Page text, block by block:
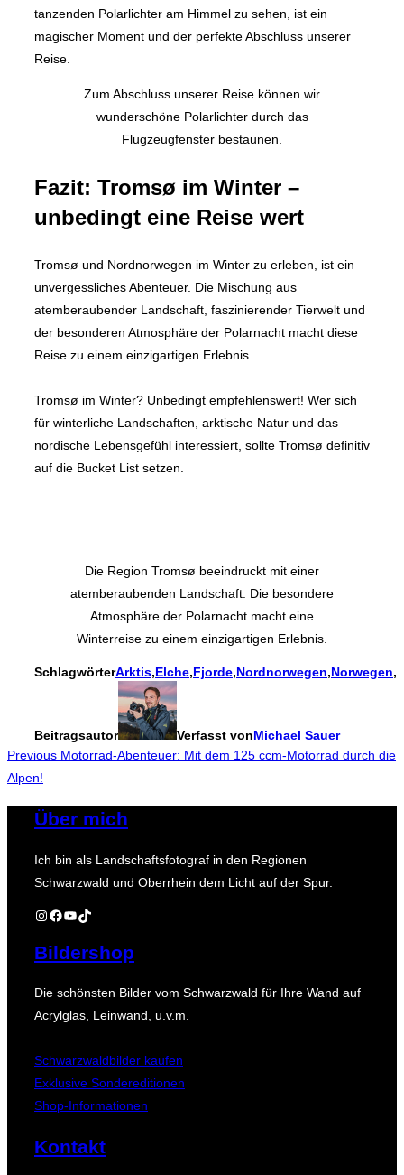
tanzenden Polarlichter am Himmel zu sehen, ist ein
magischer Moment und der perfekte Abschluss unserer
Reise.
Zum Abschluss unserer Reise können wir
wunderschöne Polarlichter durch das
Flugzeugfenster bestaunen.
Fazit: Tromsø im Winter –
unbedingt eine Reise wert
Tromsø und Nordnorwegen im Winter zu erleben, ist ein
unvergessliches Abenteuer. Die Mischung aus
atemberaubender Landschaft, faszinierender Tierwelt und
der besonderen Atmosphäre der Polarnacht macht diese
Reise zu einem einzigartigen Erlebnis.
Tromsø im Winter? Unbedingt empfehlenswert! Wer sich
für winterliche Landschaften, arktische Natur und das
nordische Lebensgefühl interessiert, sollte Tromsø definitiv
auf die Bucket List setzen.
Die Region Tromsø beeindruckt mit einer
atemberaubenden Landschaft. Die besondere
Atmosphäre der Polarnacht macht eine
Winterreise zu einem einzigartigen Erlebnis.
SchlagwörterArktis,Elche,Fjorde,Nordnorwegen,Norwegen,
Beitragsautor Verfasst vonMichael Sauer
Beitragsnavigation
Previous
Previous Motorrad-Abenteuer: Mit dem 125 ccm-Motorrad durch die
Alpen!
Über mich
Ich bin als Landschaftsfotograf in den Regionen
Schwarzwald und Oberrhein dem Licht auf der Spur.
Instagram
Facebook
YouTube
TikTok
Bildershop
Die schönsten Bilder vom Schwarzwald für Ihre Wand auf
Acrylglas, Leinwand, u.v.m.
Schwarzwaldbilder kaufen
Exklusive Sondereditionen
Shop-Informationen
Kontakt